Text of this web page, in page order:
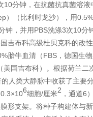
10分钟，在抗菌抗真菌溶液
）（比利时龙沙），用
钟，并用PBS洗涤3次10分
吉布科高级杜贝克科的改
胎牛血清（FBS，德国生
美国吉布科）。根据荷兰二
人类大静脉中收获了主要
6细胞/厘米2 ，通道6
形支架。将种子构建体与